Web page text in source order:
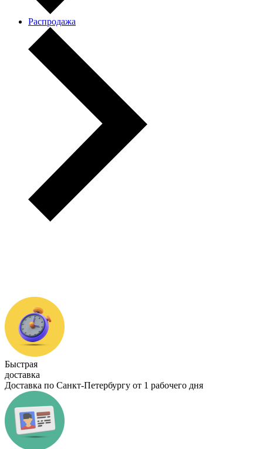
Распродажа
Быстрая
доставка
Доставка по Санкт-Петербургу от 1 рабочего дня